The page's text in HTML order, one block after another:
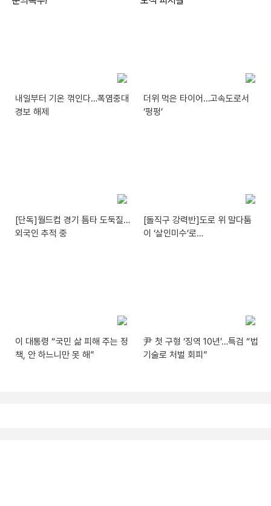
내일부터 기온 꺾인다…폭염중대
경보 해제
더위 먹은 타이어…고속도로서
‘펑펑’
[단독]월드컵 경기 틈타 도둑질…
외국인 추적 중
[돌직구 강력반]도로 위 말다툼
이 ‘살인미수’로…
이 대통령 “국민 삶 피해 주는 정
책, 안 하느니만 못 해”
尹 첫 구형 ‘징역 10년’…특검 “법
기술로 처벌 회피”